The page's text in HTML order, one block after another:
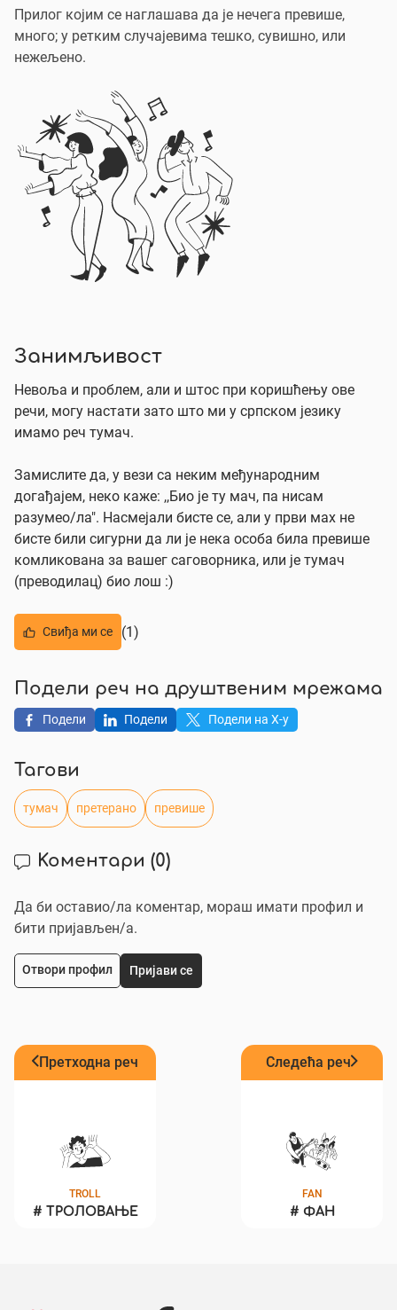
Прилог којим се наглашава да је нечега превише,
много; у ретким случајевима тешко, сувишно, или
нежељено.
Занимљивост
Невоља и проблем, али и штос при коришћењу ове
речи, могу настати зато што ми у српском језику
имамо реч тумач.
Замислите да, у вези са неким међународним
догађајем, неко каже: ,,Био је ту мач, па нисам
разумео/ла". Насмејали бисте се, али у први мах не
бисте били сигурни да ли је нека особа била превише
комликована за вашег саговорника, или је тумач
(преводилац) био лош :)
Свиђа ми се (1)
Подели реч на друштвеним мрежама
Подели Подели Подели на X-у
Тагови
тумач претерано превише
Коментари (0)
Да би оставио/ла коментар, мораш имати профил и
бити пријављен/a.
Отвори профил Пријави се
Претходна реч
TROLL
# ТРОЛОВАЊЕ
Следећа реч
FAN
# ФАН